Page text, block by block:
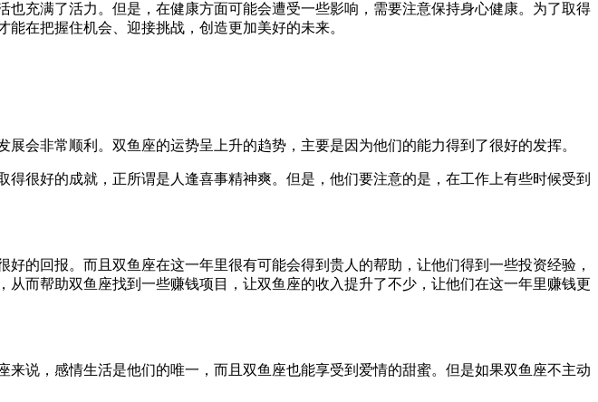
充满了活力。但是，在健康方面可能会遭受一些影响，需要注意保持身心健康。为了取得
在把握住机会、迎接挑战，创造更加美好的未来。
会非常顺利。双鱼座的运势呈上升的趋势，主要是因为他们的能力得到了很好的发挥。
很好的成就，正所谓是人逢喜事精神爽。但是，他们要注意的是，在工作上有些时候受到
的回报。而且双鱼座在这一年里很有可能会得到贵人的帮助，让他们得到一些投资经验，
而帮助双鱼座找到一些赚钱项目，让双鱼座的收入提升了不少，让他们在这一年里赚钱更
说，感情生活是他们的唯一，而且双鱼座也能享受到爱情的甜蜜。但是如果双鱼座不主动